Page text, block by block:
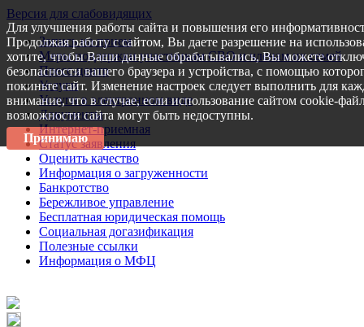
Версия для слабовидящих
Запись на прием
Меры поддержки участникам СВО и членам их семей
Пресс-центр
Услуги
Услуги в электронном виде
Документы
Интернет-приемная
Статус заявления
Оценить качество
Информация о загруженности
Банкротство
Бережливое управление
Бесплатная юридическая помощь
Социальная догазификация
Полезные ссылки
Информация о МФЦ
Для улучшения работы сайта и повышения его
Продолжая работу с сайтом, Вы даете разрешение на
хотите, чтобы Ваши данные обрабатывались, Вы можете
безопасности вашего браузера и устройства, с помощью
покиньте сайт. Изменение настроек следует выполнить для
внимание, что в случае, если использование сайтом cookie-
возможности сайта могут быть недоступны.
Принимаю